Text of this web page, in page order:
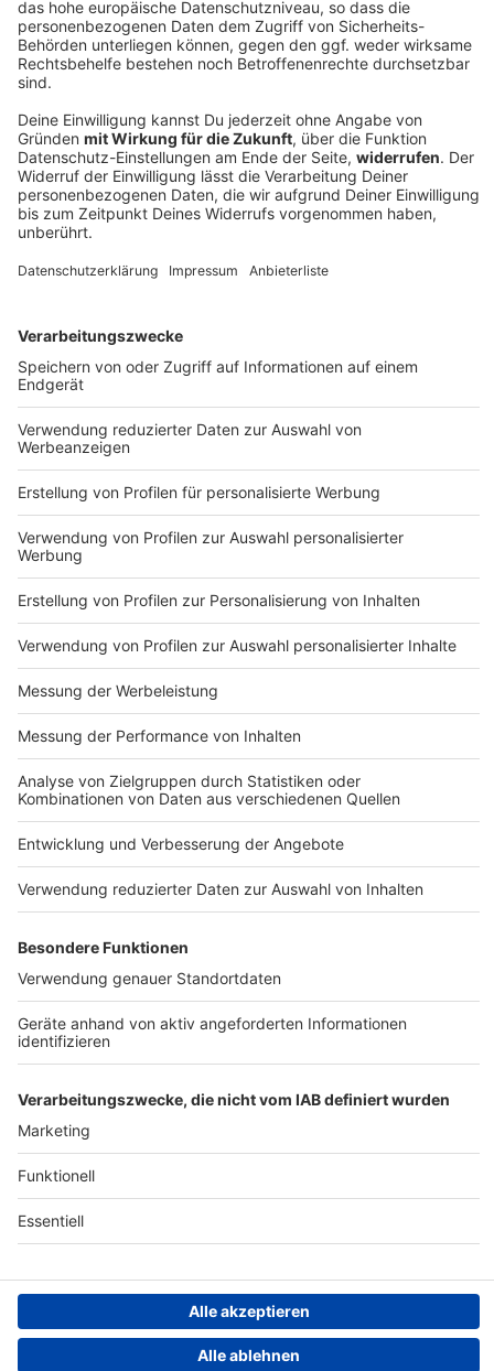
Five Finger Death Punch -Legacy
ANTENNE Musikredaktion: Five Finger Death Punch -
DEINE GEMERKTEN ARTIKEL
Du hast dir noch keine Artikel gemerkt
Nutzungsbedingungen
Impressum
Das Band-ABC
Jobs
Presse
Archiv
Grounding Page ROCK
ANTENNE
Kontakt
Studio-Hotline
Werbung
Datenschutz­erklärung
Cookie- und Drittanbieter-
einstellungen
Persönliche Datenkontrolle
Region wechseln
Newsletter